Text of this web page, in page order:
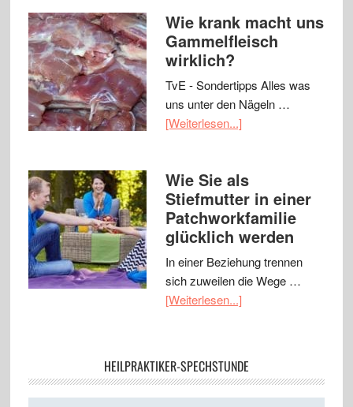
Wie krank macht uns
Gammelfleisch
wirklich?
TvE - Sondertipps Alles was
uns unter den Nägeln …
[Weiterlesen...]
Wie Sie als
Stiefmutter in einer
Patchworkfamilie
glücklich werden
In einer Beziehung trennen
sich zuweilen die Wege …
[Weiterlesen...]
HEILPRAKTIKER-SPECHSTUNDE